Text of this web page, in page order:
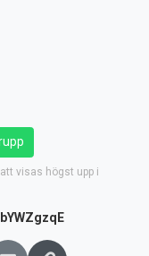
visas högst upp i